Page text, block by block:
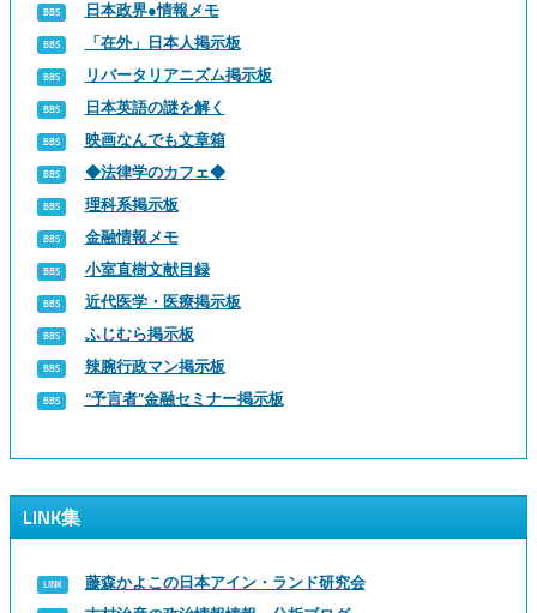
日本政界●情報メモ
「在外」日本人掲示板
リバータリアニズム掲示板
日本英語の謎を解く
映画なんでも文章箱
◆法律学のカフェ◆
理科系掲示板
金融情報メモ
小室直樹文献目録
近代医学・医療掲示板
ふじむら掲示板
辣腕行政マン掲示板
“予言者”金融セミナー掲示板
LINK集
藤森かよこの日本アイン・ランド研究会